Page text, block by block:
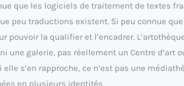
que les logiciels de traitement de textes
peu traductions existent. Si peu connue
la qualifier et l’encadrer.
une galerie, pas réellement un Centre d’art
s’en rapproche, ce n’est pas une
en plusieurs identités.